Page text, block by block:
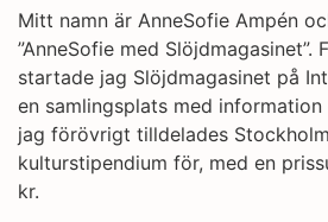
Mitt namn är AnneSofie Ampén
”AnneSofie med Slöjdmagasinet”.
startade jag Slöjdmagasinet på
en samlingsplats med
jag förövrigt tilldelades
kulturstipendium för, med en
kr.